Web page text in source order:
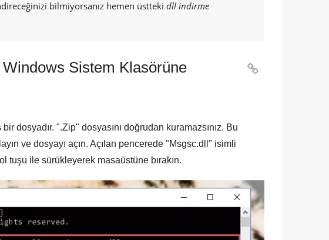
bilmiyorsanız hemen üstteki dll indirme
Sistem Klasörüne

bir dosyadır. ".Zip" dosyasını doğrudan kuramazsınız. Bu
ve dosyayı açın. Açılan pencerede "Msgsc.dll " isimli
tuşu ile sürükleyerek masaüstüne bırakın.